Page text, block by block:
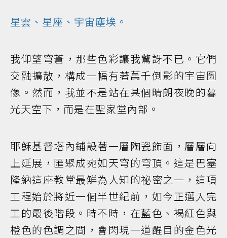
星雲、星座、宇宙塵埃。
我仰望穹蒼，那些色彩讓我驚訝不已。它們
交融擴散，構成一幅有著萬千倒影的宇宙圖
像。然而，我並不是站在某個晴朗夜晚的暮
光天空下，而是在聖家堂內部。
耶穌基督塔內鋪設著一層陶瓷飾面，層層向
上延展，匯聚成宛如天穹的穹頂。這是巴塞
隆納這座教堂最鮮為人知的祕密之一，這項
工程始於將近一個半世紀前，如今正邁入完
工的最後階段。時不時，在藍色、褐紅色與
橙色的色調之間，會閃現一道醒目的金色光